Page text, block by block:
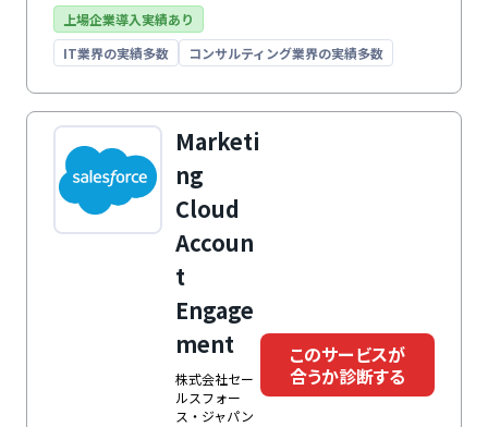
す。さらに、SFAツール｢Kairos3 Sales｣や他社システム
との連携で拡張も可能。強固なセキュリティと柔軟なア
クセス管理にも対応し、大規模組織で部署・拠点・グル
上場企業導入実績あり
IT業界の実績多数
コンサルティング業界の実績多数
Marketi
ng
Cloud
Accoun
t
Engage
ment
株式会社セー
ルスフォー
ス・ジャパン
このサービスが
合うか診断する